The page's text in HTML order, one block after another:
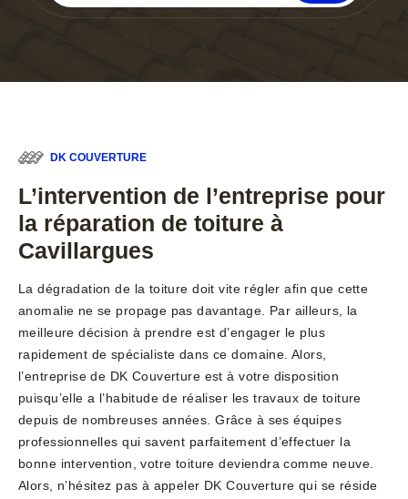
DK COUVERTURE
L’intervention de l’entreprise pour
la réparation de toiture à
Cavillargues
La dégradation de la toiture doit vite régler afin que cette
anomalie ne se propage pas davantage. Par ailleurs, la
meilleure décision à prendre est d’engager le plus
rapidement de spécialiste dans ce domaine. Alors,
l’entreprise de DK Couverture est à votre disposition
puisqu’elle a l’habitude de réaliser les travaux de toiture
depuis de nombreuses années. Grâce à ses équipes
professionnelles qui savent parfaitement d’effectuer la
bonne intervention, votre toiture deviendra comme neuve.
Alors, n’hésitez pas à appeler DK Couverture qui se réside